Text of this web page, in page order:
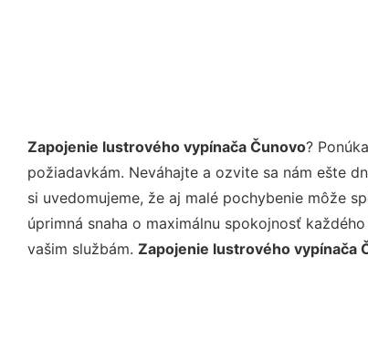
Zapojenie lustrového vypínača Čunovo?
požiadavkám. Neváhajte a ozvite sa nám ešte
si uvedomujeme, že aj malé pochybenie môže
úprimná snaha o maximálnu spokojnosť
vašim službám. Zapojenie lustrového vypínača